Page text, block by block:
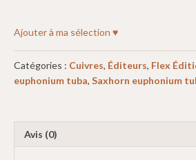
Ajouter à ma sélection ♥
Catégories : Cuivres, Éditeurs, Flex
euphonium tuba, Saxhorn euphonium
Avis (0)